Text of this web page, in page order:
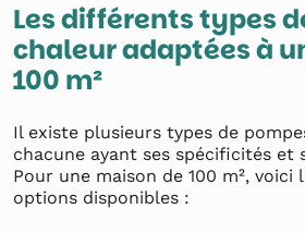
Les différents types
chaleur adaptées à
100 m²
Il existe plusieurs types de
chacune ayant ses spécificités et
Pour une maison de 100 m², voici
options disponibles :